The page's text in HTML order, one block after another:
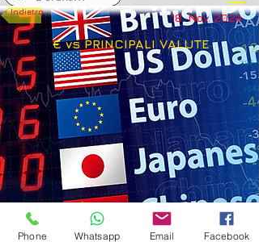
< Indietro 18. Nov. 2024
< Precedente Successivo >
€ vs PRINCIPALI VALUTE
Phone Whatsapp Email Facebook